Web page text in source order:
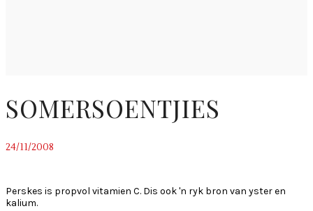
SOMERSOENTJIES
24/11/2008
Perskes is propvol vitamien C. Dis ook 'n ryk bron van yster en
kalium.